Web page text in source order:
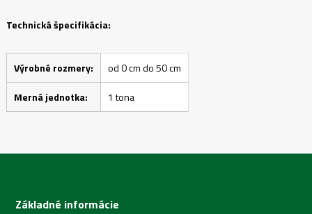
Technická špecifikácia:
Výrobné rozmery:
od 0 cm do 50 cm
Merná jednotka:
1 tona
Základné informácie